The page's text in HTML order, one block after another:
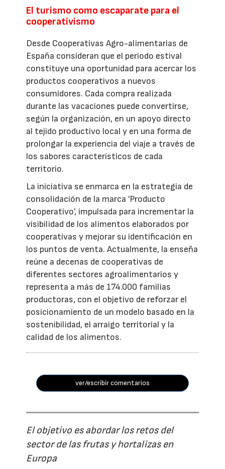
El turismo como escaparate para el
cooperativismo
Desde Cooperativas Agro-alimentarias de
España consideran que el periodo estival
constituye una oportunidad para acercar los
productos cooperativos a nuevos
consumidores. Cada compra realizada
durante las vacaciones puede convertirse,
según la organización, en un apoyo directo
al tejido productivo local y en una forma de
prolongar la experiencia del viaje a través de
los sabores característicos de cada
territorio.
La iniciativa se enmarca en la estrategia de
consolidación de la marca 'Producto
Cooperativo', impulsada para incrementar la
visibilidad de los alimentos elaborados por
cooperativas y mejorar su identificación en
los puntos de venta. Actualmente, la enseña
reúne a decenas de cooperativas de
diferentes sectores agroalimentarios y
representa a más de 174.000 familias
productoras, con el objetivo de reforzar el
posicionamiento de un modelo basado en la
sostenibilidad, el arraigo territorial y la
calidad de los alimentos.
ver/escribir comentarios
El objetivo es abordar los retos del
sector de las frutas y hortalizas en
Europa